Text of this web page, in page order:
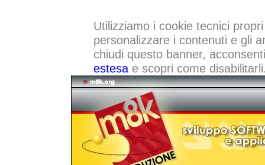
Utilizziamo i cookie tecnici
personalizzare i contenuti e gli
chiudi questo banner,
estesae scopri come